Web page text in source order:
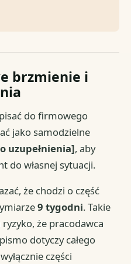
brzmienie i
do firmowego
jako samodzielne
uzupełnienia], aby
do własnej sytuacji.
że chodzi o część
9 tygodni. Takie
że pracodawca
dotyczy całego
części